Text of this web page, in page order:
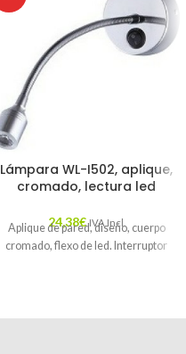
Lámpara WL-I502, aplique,
cromado, lectura led
24,38€ IVA Incl.
Aplique de pared, diseño, cuerpo
cromado, flexo de led. Interruptor